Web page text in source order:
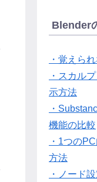
Blender
・覚えら
・スカル
示方法
・
機能の比較
・1つの
方法
・ノード